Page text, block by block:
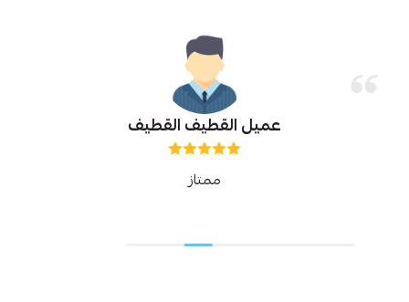
عميل القطيف القطيف
ممتاز